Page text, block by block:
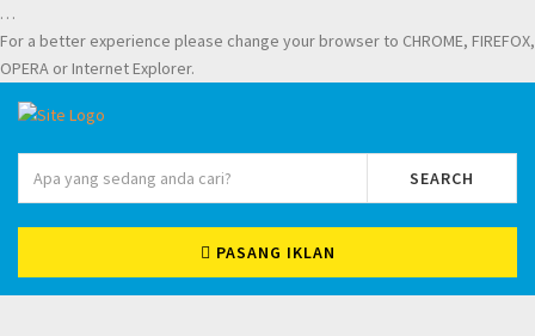
…
For a better experience please change your browser to CHROME, FIREFOX,
OPERA or Internet Explorer.
SEARCH
PASANG IKLAN